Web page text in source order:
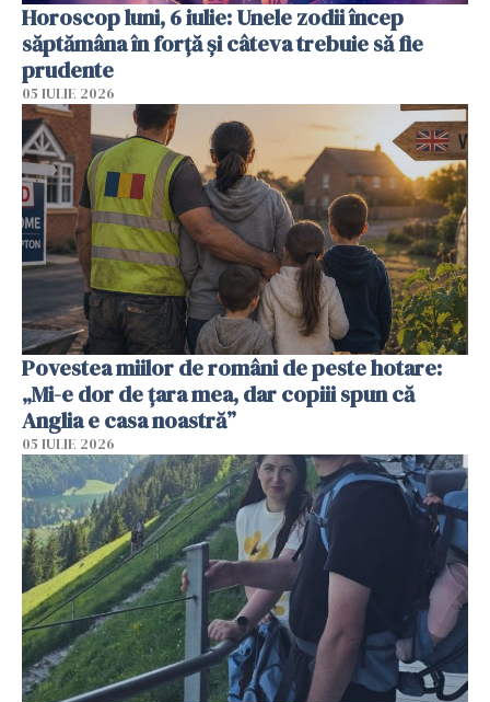
Horoscop luni, 6 iulie: Unele zodii încep
săptămâna în forță și câteva trebuie să fie
prudente
05 IULIE 2026
Povestea miilor de români de peste hotare:
„Mi-e dor de țara mea, dar copiii spun că
Anglia e casa noastră”
05 IULIE 2026